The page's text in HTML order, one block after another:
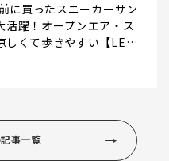
に買ったスニーカーサン
活躍！オープンエア・ス
しくて歩きやすい【LEE
入り、語らせて！」#7
事一覧